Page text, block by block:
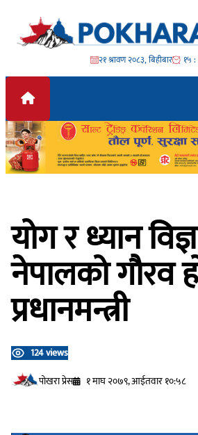
Skip to content
२१ श्रावण २०८३, बिहीबार १५
योग र ध्यान
नेपालको गौरव
प्रधानमन्त्री
124 views
प‍ोखरा प्रेस
१ माघ २०७९, आईतवार १०:५८